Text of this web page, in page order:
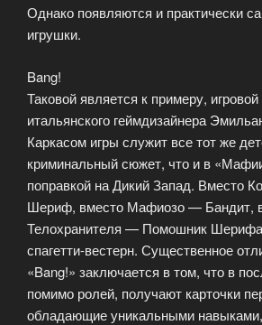
Однако появляются и практически
игрушки.
Bang!
Таковой является к примеру,
итальянского геймдизайнера
Каркасом игры служит все тот же
криминальный сюжет, что и в
поправкой на Дикий Запад. Вместо
Шериф, вместо Мафиозо — Бандит,
Телохранителя — Помошник
спагетти-вестерн. Существенное
«Bang!» заключается в том, что в
помимо ролей, получают карточки
обладающие уникальными